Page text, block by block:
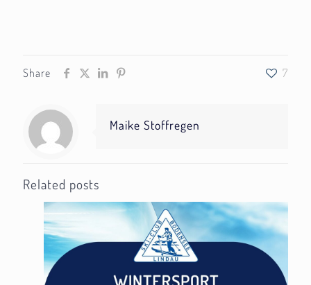
Share 7
Maike Stoffregen
Related posts